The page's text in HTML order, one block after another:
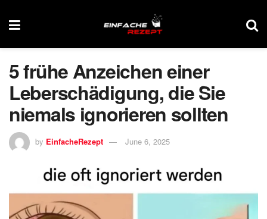
5 frühe Anzeichen einer
Leberschädigung, die Sie
niemals ignorieren sollten
by EinfacheRezept June 6, 2025